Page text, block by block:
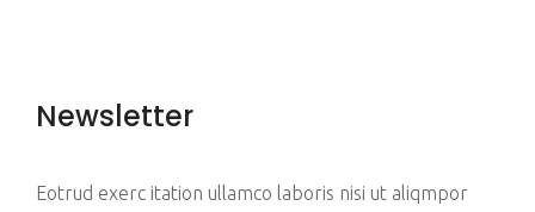
Newsletter
Eotrud exerc itation ullamco laboris nisi ut aliqmpor